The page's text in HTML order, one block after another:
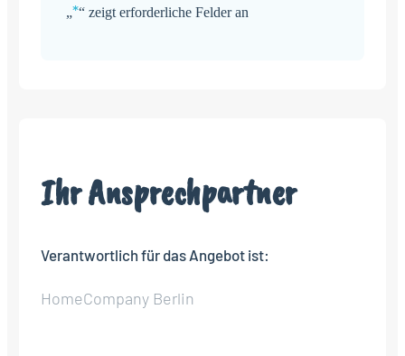
„*“ zeigt erforderliche Felder an
Ihr Ansprechpartner
Verantwortlich für das Angebot ist:
HomeCompany Berlin